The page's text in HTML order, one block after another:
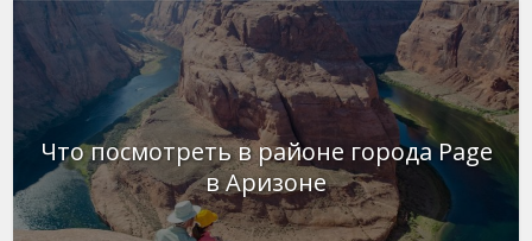
Что посмотреть в районе города Page
в Аризоне